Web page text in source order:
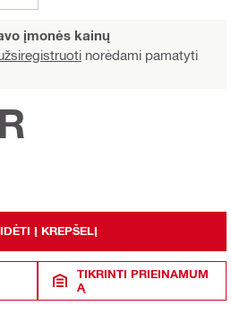
įmonės kainų
norėdami pamatyti
Į KREPŠELĮ
TIKRINTI PRIEINAMUM
Ą